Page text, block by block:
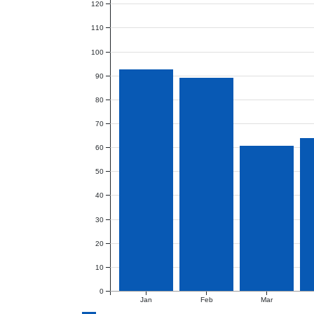
Jan Feb Mar
0
10
20
30
40
50
60
70
80
90
100
110
120